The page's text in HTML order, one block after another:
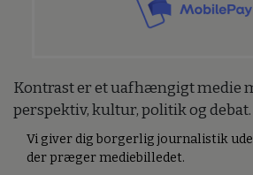
Kontrast er et uafhængigt medie
perspektiv, kultur, politik og debat.
Vi giver dig borgerlig journalistik
der præger mediebilledet.